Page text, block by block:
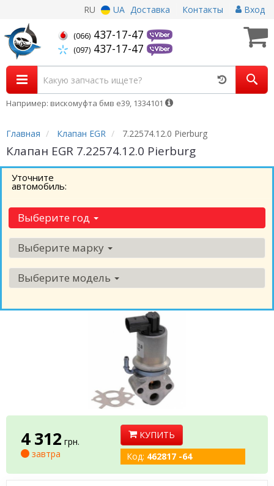
RU UA Доставка Контакты Вход
(066) 437-17-47
(097) 437-17-47
Например: вискомуфта бмв е39, 1334101
Главная Клапан EGR 7.22574.12.0 Pierburg
Клапан EGR 7.22574.12.0 Pierburg
Уточните
автомобиль:
Выберите год
Выберите марку
Выберите модель
4 312 грн.
завтра
КУПИТЬ
Код: 462817 -64